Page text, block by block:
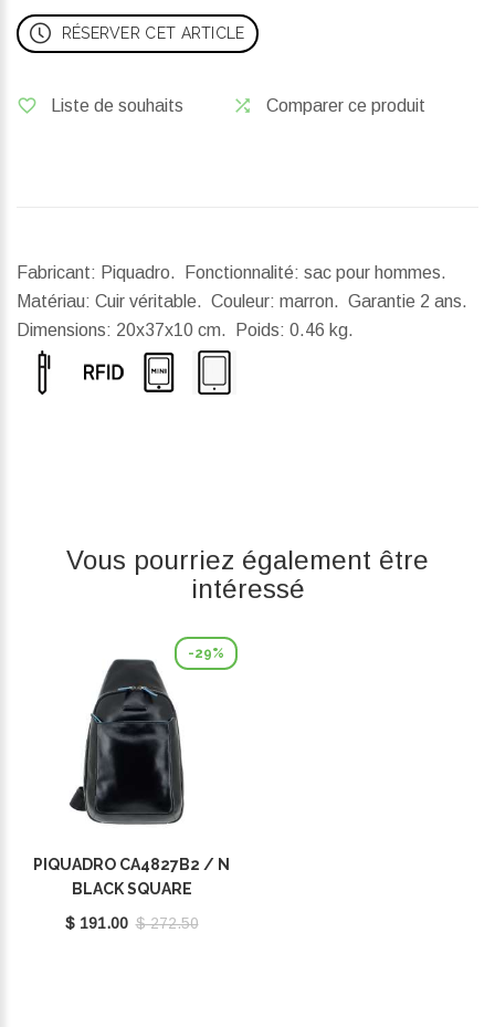
RÉSERVER CET ARTICLE
Liste de souhaits Comparer ce produit
Fabricant: Piquadro. Fonctionnalité: sac pour hommes.
Matériau: Cuir véritable. Couleur: marron. Garantie 2 ans.
Dimensions: 20x37x10 cm. Poids: 0.46 kg.
Vous pourriez également être
intéressé
-29%
PIQUADRO CA4827B2 / N
BLACK SQUARE
$ 191.00 $ 272.50